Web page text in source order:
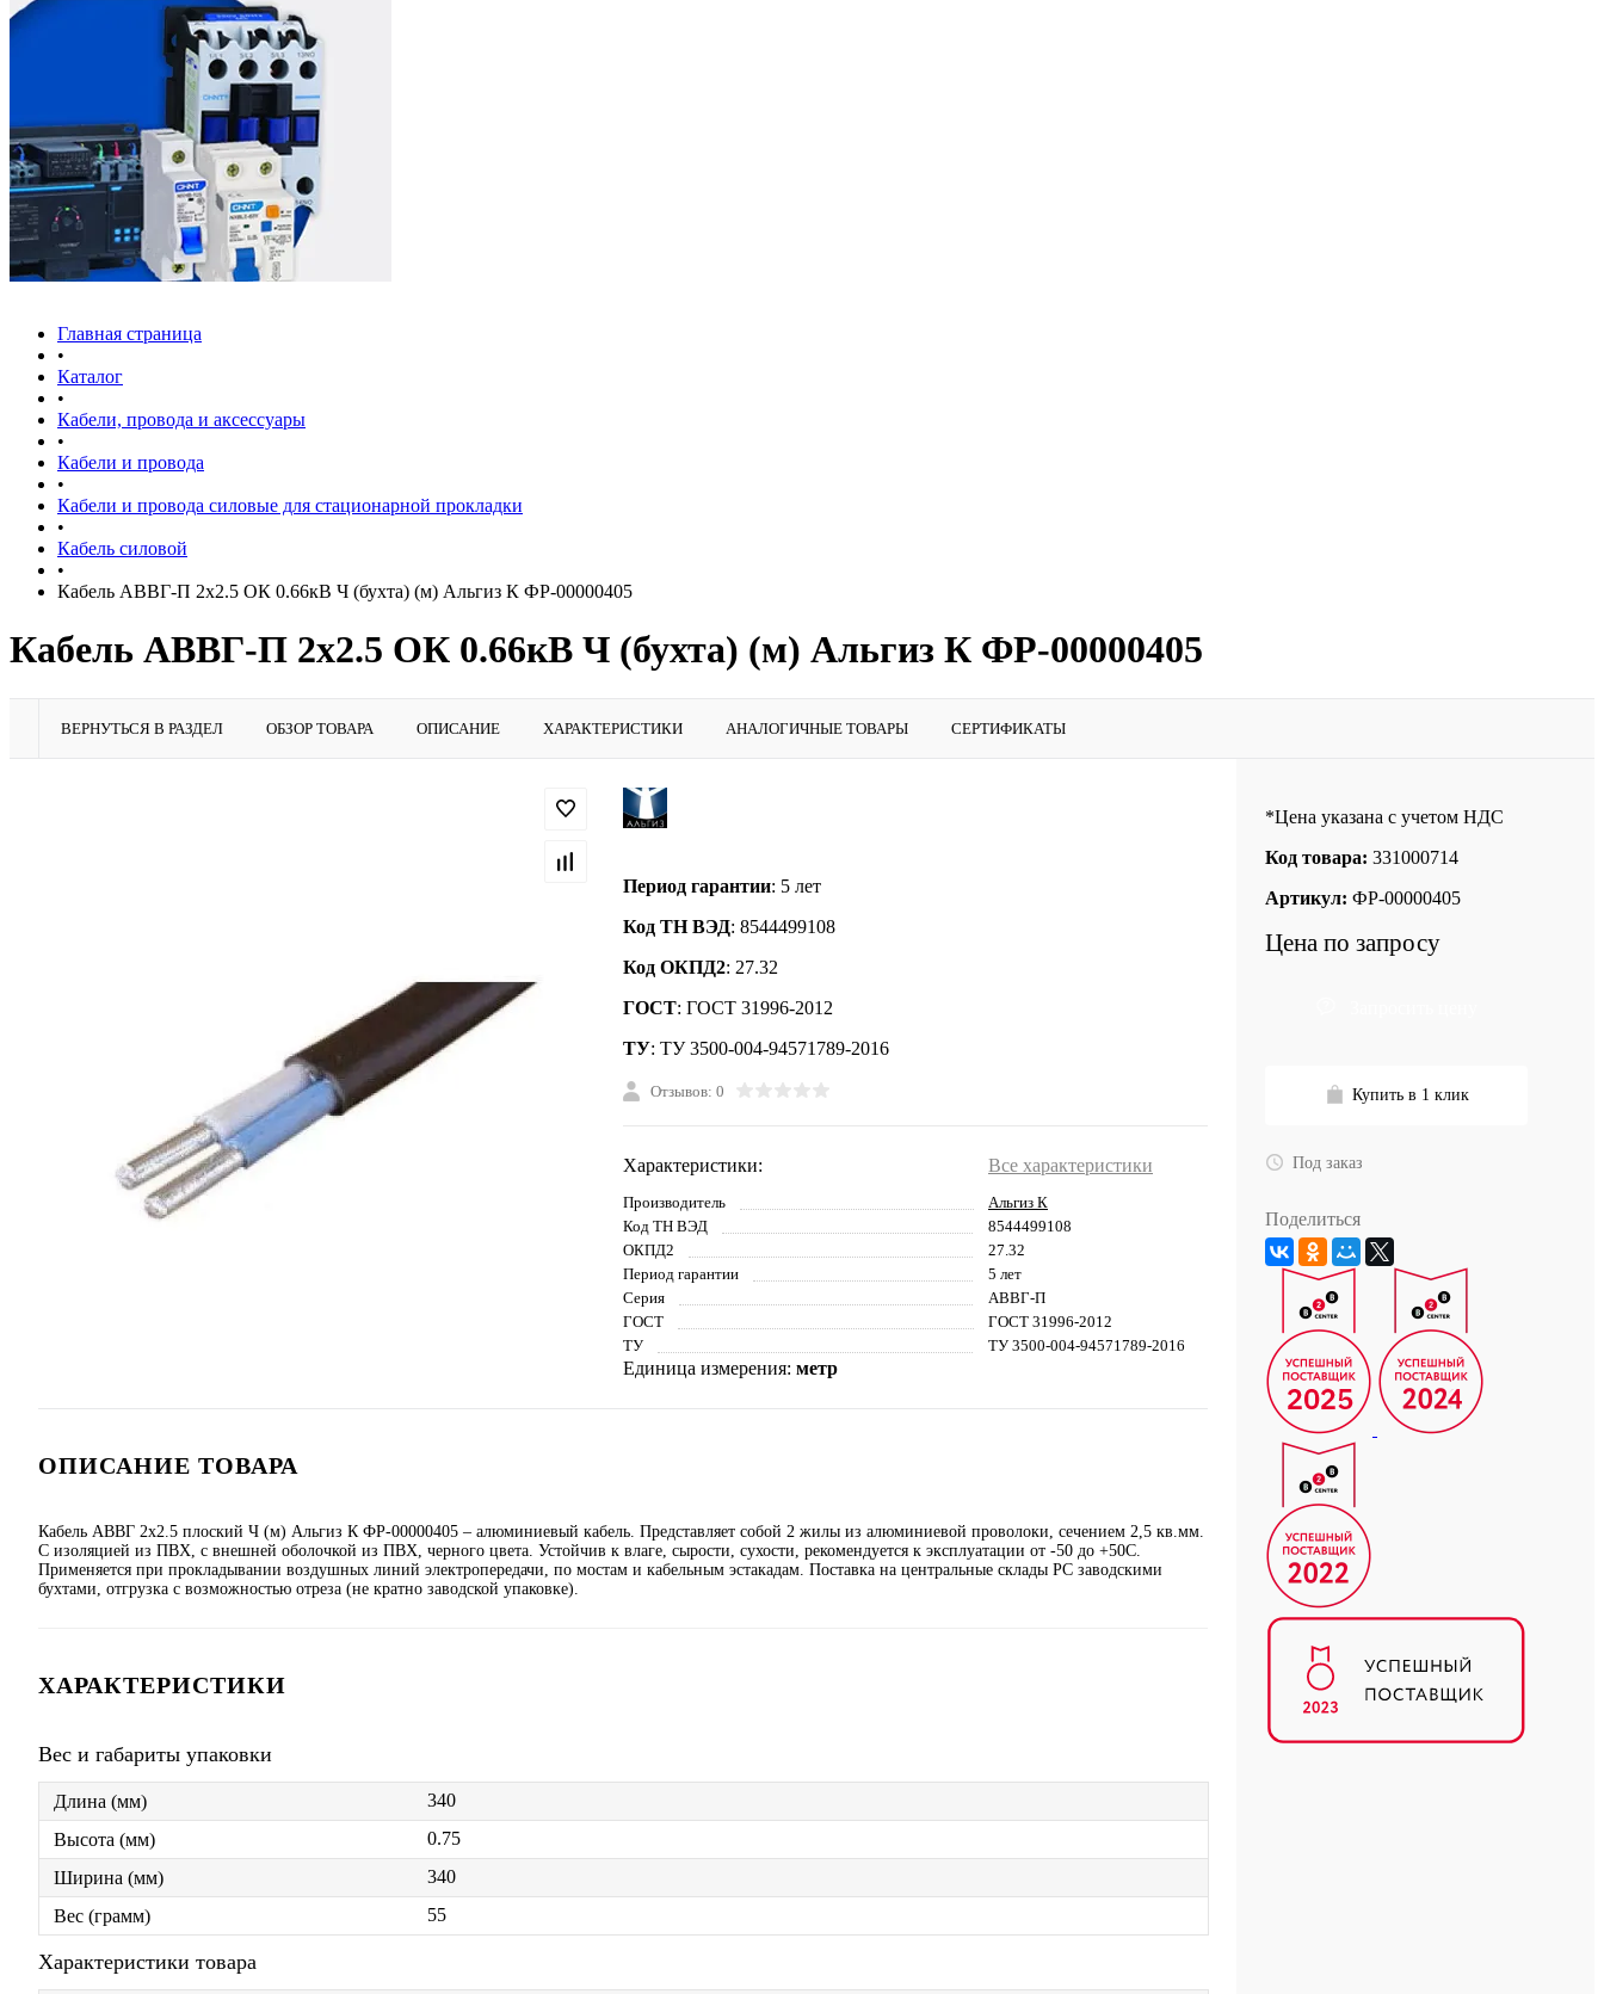
Главная страница
•
Каталог
•
Кабели, провода и аксессуары
•
Кабели и провода
•
Кабели и провода силовые для стационарной прокладки
•
Кабель силовой
•
Кабель АВВГ-П 2х2.5 ОК 0.66кВ Ч (бухта) (м) Альгиз К ФР-00000405
Кабель АВВГ-П 2х2.5 ОК 0.66кВ Ч (бухта) (м) Альгиз К ФР-00000405
ВЕРНУТЬСЯ В РАЗДЕЛ ОБЗОР ТОВАРА ОПИСАНИЕ ХАРАКТЕРИСТИКИ АНАЛОГИЧНЫЕ ТОВАРЫ СЕРТИФИКАТЫ
Период гарантии: 5 лет
Код ТН ВЭД: 8544499108
Код ОКПД2: 27.32
ГОСТ: ГОСТ 31996-2012
ТУ: ТУ 3500-004-94571789-2016
Отзывов: 0
Характеристики: Все характеристики
Производитель
Альгиз К
Код ТН ВЭД
8544499108
ОКПД2
27.32
Период гарантии
5 лет
Серия
АВВГ-П
ГОСТ
ГОСТ 31996-2012
ТУ
ТУ 3500-004-94571789-2016
Единица измерения: метр
ОПИСАНИЕ ТОВАРА
Кабель АВВГ 2х2.5 плоский Ч (м) Альгиз К ФР-00000405 – алюминиевый кабель. Представляет собой 2 жилы из алюминиевой проволоки, сечением 2,5 кв.мм.
С изоляцией из ПВХ, с внешней оболочкой из ПВХ, черного цвета. Устойчив к влаге, сырости, сухости, рекомендуется к эксплуатации от -50 до +50С.
Применяется при прокладывании воздушных линий электропередачи, по мостам и кабельным эстакадам. Поставка на центральные склады РС заводскими
бухтами, отгрузка с возможностью отреза (не кратно заводской упаковке).
ХАРАКТЕРИСТИКИ
Вес и габариты упаковки
Длина (мм)
340
Высота (мм)
0.75
Ширина (мм)
340
Вес (грамм)
55
Характеристики товара
*Цена указана с учетом НДС
Код товара: 331000714
Артикул: ФР-00000405
Цена по запросу
Купить в 1 клик
Под заказ
Поделиться